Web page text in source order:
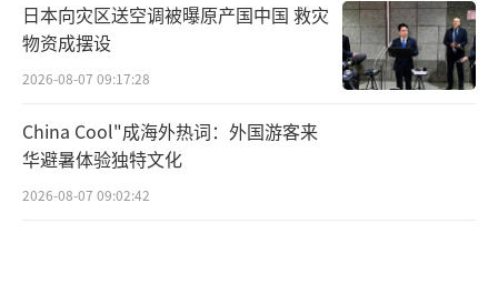
日本向灾区送空调被曝原产国中国 救灾
物资成摆设
2026-08-07 09:17:28
China Cool"成海外热词：外国游客来
华避暑体验独特文化
2026-08-07 09:02:42